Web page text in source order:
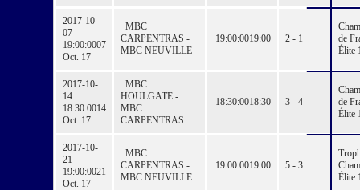
2017-10-
07
19:00:0007
Oct. 17
MBC
CARPENTRAS -
MBC NEUVILLE
19:00:0019:00 2 - 1
de
Élite
2017-10-
14
18:30:0014
Oct. 17
MBC
HOULGATE -
MBC
CARPENTRAS
18:30:0018:30 3 - 4
de
Élite
2017-10-
21
19:00:0021
Oct. 17
MBC
CARPENTRAS -
MBC NEUVILLE
19:00:0019:00 5 - 3
Élite